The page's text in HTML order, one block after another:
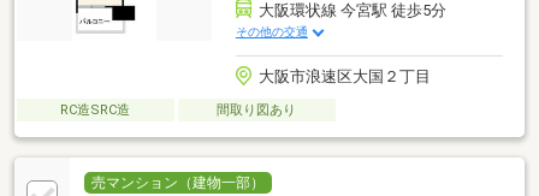
大阪環状線 今宮駅 徒歩5分
その他の交通
大阪市浪速区大国２丁目
RC造SRC造 間取り図あり
売マンション（建物一部）